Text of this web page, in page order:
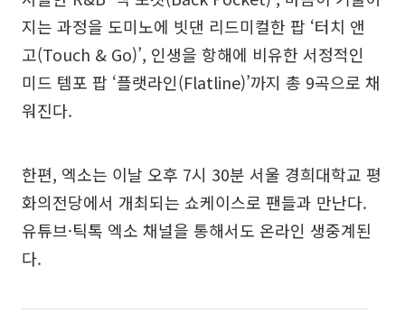
지는 과정을 도미노에 빗댄 리드미컬한 팝 ‘터치 앤
고(Touch & Go)’, 인생을 항해에 비유한 서정적인
미드 템포 팝 ‘플랫라인(Flatline)’까지 총 9곡으로 채
워진다.
한편, 엑소는 이날 오후 7시 30분 서울 경희대학교 평
화의전당에서 개최되는 쇼케이스로 팬들과 만난다.
유튜브·틱톡 엑소 채널을 통해서도 온라인 생중계된
다.